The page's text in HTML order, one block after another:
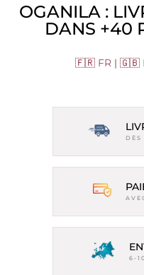
OGANILA :
DANS +40
🇫🇷 FR | 🇬🇧
6-